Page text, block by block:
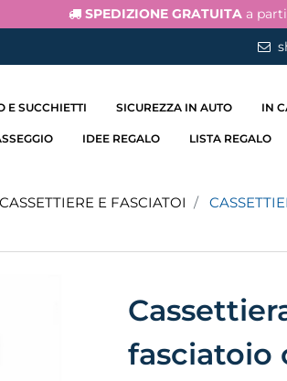
SPEDIZIONE GRATUITA a
E SUCCHIETTI SICUREZZA IN AUTO IN
IDEE REGALO LISTA REGALO
CASSETTIERE E FASCIATOI
fasciatoio